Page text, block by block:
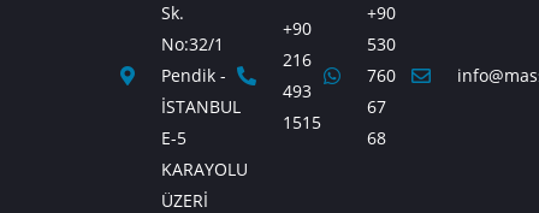
Sk.
No:32/1
Pendik -
İSTANBUL
E-5
KARAYOLU
ÜZERİ
+90
216
493
1515
+90
530
760
67
68